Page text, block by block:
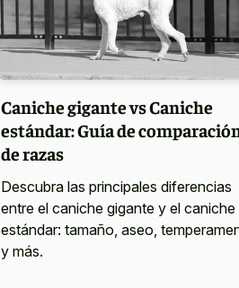
Caniche gigante vs Caniche
estándar: Guía de
de razas
Descubra las principales diferencias
entre el caniche gigante y el caniche
estándar: tamaño, aseo,
y más.